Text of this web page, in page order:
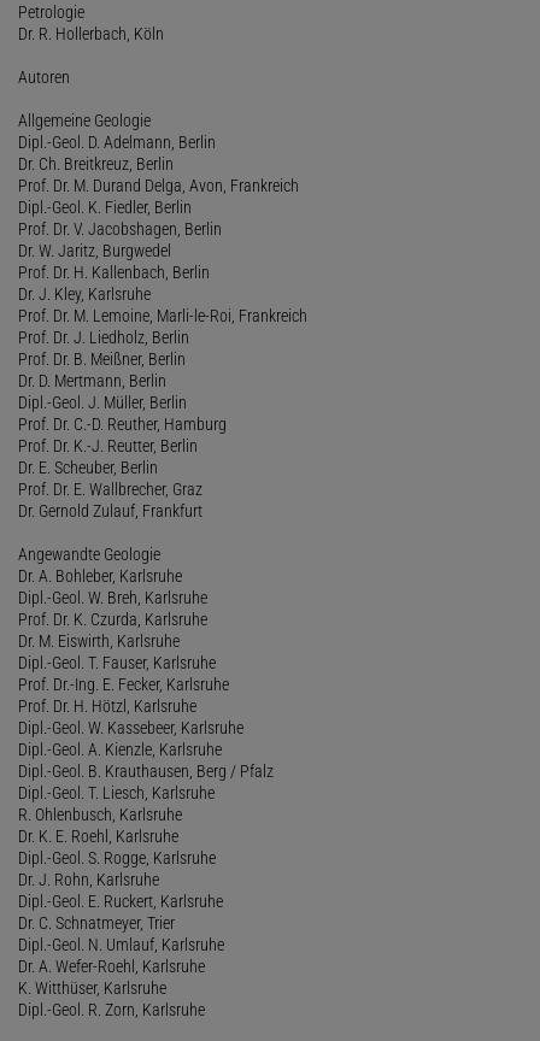
Petrologie
Dr. R. Hollerbach, Köln
Autoren
Allgemeine Geologie
Dipl.-Geol. D. Adelmann, Berlin
Dr. Ch. Breitkreuz, Berlin
Prof. Dr. M. Durand Delga, Avon, Frankreich
Dipl.-Geol. K. Fiedler, Berlin
Prof. Dr. V. Jacobshagen, Berlin
Dr. W. Jaritz, Burgwedel
Prof. Dr. H. Kallenbach, Berlin
Dr. J. Kley, Karlsruhe
Prof. Dr. M. Lemoine, Marli-le-Roi, Frankreich
Prof. Dr. J. Liedholz, Berlin
Prof. Dr. B. Meißner, Berlin
Dr. D. Mertmann, Berlin
Dipl.-Geol. J. Müller, Berlin
Prof. Dr. C.-D. Reuther, Hamburg
Prof. Dr. K.-J. Reutter, Berlin
Dr. E. Scheuber, Berlin
Prof. Dr. E. Wallbrecher, Graz
Dr. Gernold Zulauf, Frankfurt
Angewandte Geologie
Dr. A. Bohleber, Karlsruhe
Dipl.-Geol. W. Breh, Karlsruhe
Prof. Dr. K. Czurda, Karlsruhe
Dr. M. Eiswirth, Karlsruhe
Dipl.-Geol. T. Fauser, Karlsruhe
Prof. Dr.-Ing. E. Fecker, Karlsruhe
Prof. Dr. H. Hötzl, Karlsruhe
Dipl.-Geol. W. Kassebeer, Karlsruhe
Dipl.-Geol. A. Kienzle, Karlsruhe
Dipl.-Geol. B. Krauthausen, Berg / Pfalz
Dipl.-Geol. T. Liesch, Karlsruhe
R. Ohlenbusch, Karlsruhe
Dr. K. E. Roehl, Karlsruhe
Dipl.-Geol. S. Rogge, Karlsruhe
Dr. J. Rohn, Karlsruhe
Dipl.-Geol. E. Ruckert, Karlsruhe
Dr. C. Schnatmeyer, Trier
Dipl.-Geol. N. Umlauf, Karlsruhe
Dr. A. Wefer-Roehl, Karlsruhe
K. Witthüser, Karlsruhe
Dipl.-Geol. R. Zorn, Karlsruhe